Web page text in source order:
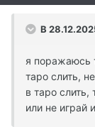
В
я поражаюсь
таро слить,
в таро слить,
или не играй